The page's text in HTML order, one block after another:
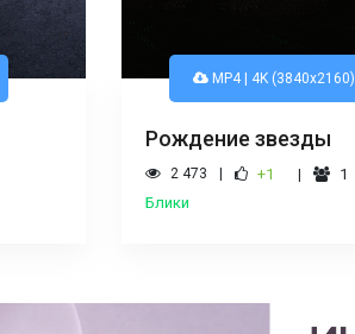
MP4 | 4K (3840x2160)
Рождение звезды
2 473 +1
1
Блики